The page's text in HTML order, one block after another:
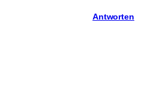
Antworten